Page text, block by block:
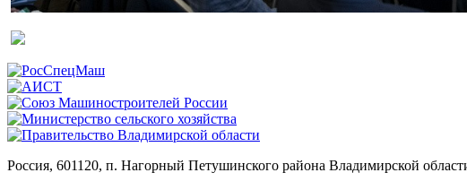
Россия, 601120, п. Нагорный Петушинского района Владимирской